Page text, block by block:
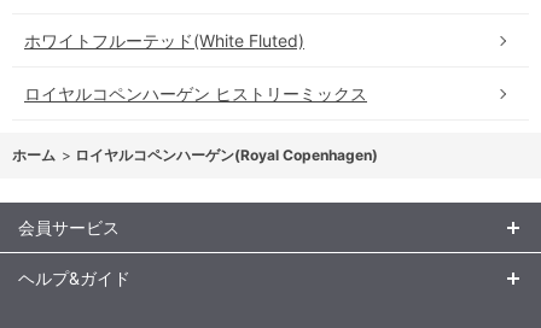
ホワイトフルーテッド(White Fluted)
ロイヤルコペンハーゲン ヒストリーミックス
ホーム > ロイヤルコペンハーゲン(Royal Copenhagen)
会員サービス
ヘルプ&ガイド